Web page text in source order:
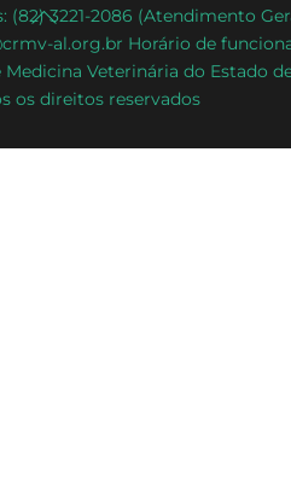
Back
To
Top
(82) 3221-2086 (Atendimento
al.org.br Horário de
Veterinária do Estado
os direitos reservados